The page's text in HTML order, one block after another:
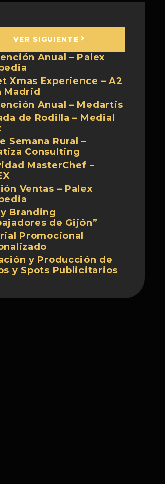
VER SIGUIENTE
Anual – Palex
Xmas Experience – A2
Madrid
Anual – Medartis
de Rodilla – Medial
Semana Rural –
Consulting
MasterChef –
Ventas – Palex
Branding
de Gijón”
Promocional
y Producción de
y Spots Publicitarios